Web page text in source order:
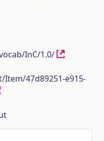
InC/1.0/
47d89251-e915-